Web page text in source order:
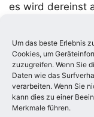
Um das beste Erlebnis
Cookies, um
zuzugreifen. Wenn Sie
Daten wie das
verarbeiten. Wenn Sie
kann dies zu einer
Merkmale führen.
es wird dereinst
Der König, der
die Königskron‘
der muß die
einst